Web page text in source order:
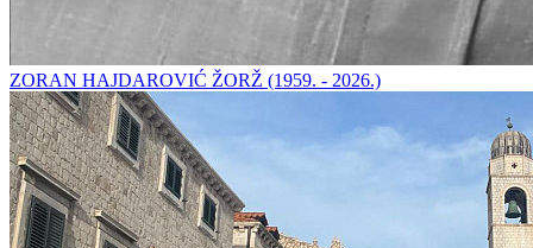
ZORAN HAJDAROVIĆ ŽORŽ (1959. - 2026.)